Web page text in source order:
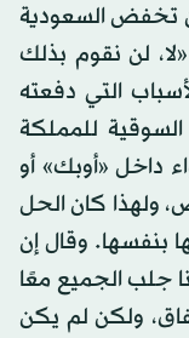
أن تخفض السعودية
لن نقوم بذلك
التي دفعته
للمملكة
داخل «أوبك» أو
ولهذا كان الحل
بنفسها. وقال إن
جلب الجميع معًا
ولكن لم يكن